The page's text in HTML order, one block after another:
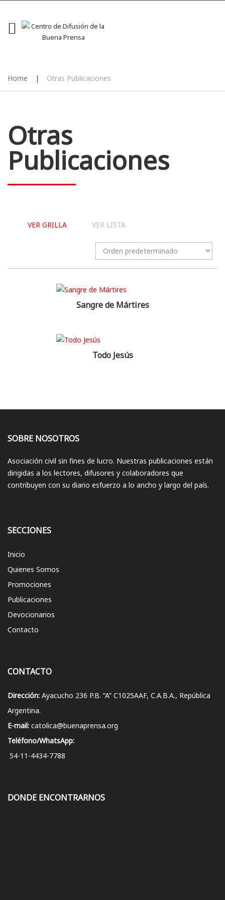
Home | Otras Publicaciones
Otras
Publicaciones
VER GRILLA VER LISTA
Sangre de Mártires
Todo Jesús
SOBRE NOSOTROS
Asociación civil sin fines de lucro. Nuestras publicaciones están
dirigidas a los lectores, difusores y colaboradores que
contribuyen con su diario esfuerzo a lo ancho y largo del país.
SECCIONES
Inicio
Quienes Somos
Promociones
Publicaciones
Devocionarios
Contacto
CONTACTO
Dirección: Ayacucho 236 P.B. “A” C1025AAF, C.A.B.A., República
Argentina.
E-mail: catolica@buenaprensa.org
Teléfono/WhatsApp:
54-11-4434-7788
DONDE ENCONTRARNOS